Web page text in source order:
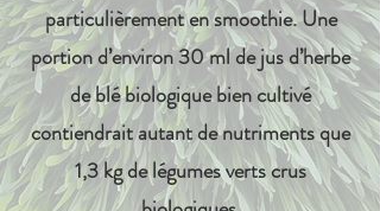
particulièrement en smoothie. Une
portion d’environ 30 ml de jus d’herbe
de blé biologique bien cultivé
contiendrait autant de nutriments que
1,3 kg de légumes verts crus